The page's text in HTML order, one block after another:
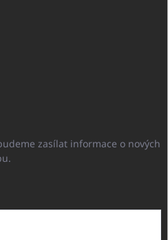
zasílat informace o nových